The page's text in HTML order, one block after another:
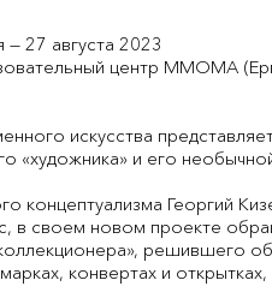
27 августа 2023
центр ММОМА
искусства
«художника» и его
концептуализма Георгий
в своем новом проекте
решившего
конвертах и